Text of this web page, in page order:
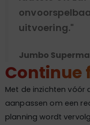
uitvoering."
Jumbo
Continue
Met de inzichten vóór
aanpassen om een
planning wordt